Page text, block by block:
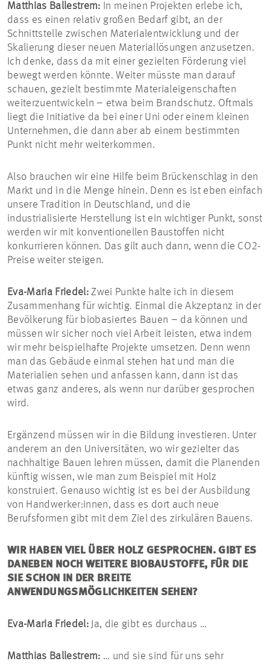
Matthias Ballestrem: In meinen Projekten erlebe ich,
dass es einen relativ großen Bedarf gibt, an der
Schnittstelle zwischen Materialentwicklung und der
Skalierung dieser neuen Materiallösungen anzusetzen.
Ich denke, dass da mit einer gezielten Förderung viel
bewegt werden könnte. Weiter müsste man darauf
schauen, gezielt bestimmte Materialeigenschaften
weiterzuentwickeln – etwa beim Brandschutz. Oftmals
liegt die Initiative da bei einer Uni oder einem kleinen
Unternehmen, die dann aber ab einem bestimmten
Punkt nicht mehr weiterkommen.
Also brauchen wir eine Hilfe beim Brückenschlag in den
Markt und in die Menge hinein. Denn es ist eben einfach
unsere Tradition in Deutschland, und die
industrialisierte Herstellung ist ein wichtiger Punkt, sonst
werden wir mit konventionellen Baustoffen nicht
konkurrieren können. Das gilt auch dann, wenn die CO2-
Preise weiter steigen.
Eva-Maria Friedel:Zwei Punkte halte ich in diesem
Zusammenhang für wichtig. Einmal die Akzeptanz in der
Bevölkerung für biobasiertes Bauen – da können und
müssen wir sicher noch viel Arbeit leisten, etwa indem
wir mehr beispielhafte Projekte umsetzen. Denn wenn
man das Gebäude einmal stehen hat und man die
Materialien sehen und anfassen kann, dann ist das
etwas ganz anderes, als wenn nur darüber gesprochen
wird.
Ergänzend müssen wir in die Bildung investieren. Unter
anderem an den Universitäten, wo wir gezielter das
nachhaltige Bauen lehren müssen, damit die Planenden
künftig wissen, wie man zum Beispiel mit Holz
konstruiert. Genauso wichtig ist es bei der Ausbildung
von Handwerker:innen, dass es dort auch neue
Berufsformen gibt mit dem Ziel des zirkulären Bauens.
WIR HABEN VIEL ÜBER HOLZ GESPROCHEN. GIBT ES
DANEBEN NOCH WEITERE BIOBAUSTOFFE, FÜR DIE
SIE SCHON IN DER BREITE
ANWENDUNGSMÖGLICHKEITEN SEHEN?
Eva-Maria Friedel:Ja, die gibt es durchaus …
Matthias Ballestrem: … und sie sind für uns sehr